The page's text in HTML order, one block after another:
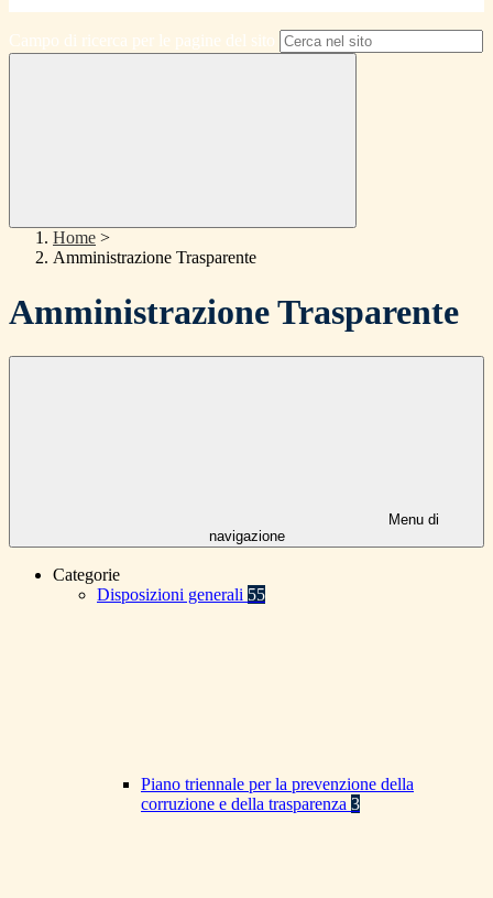
Campo di ricerca per le pagine del sito
Home >
Amministrazione Trasparente
Amministrazione Trasparente
Menu di
navigazione
Categorie
Disposizioni generali 55
Piano triennale per la prevenzione della
corruzione e della trasparenza 3